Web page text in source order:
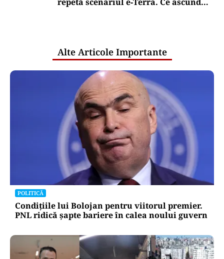
Alte Articole Importante
POLITICĂ
Condițiile lui Bolojan pentru viitorul premier.
PNL ridică șapte bariere în calea noului guvern